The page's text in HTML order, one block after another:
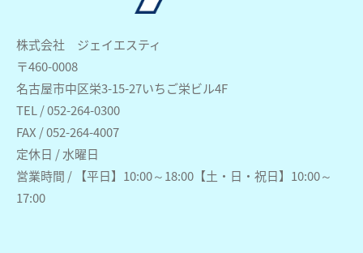
株式会社 ジェイエスティ
〒460-0008
名古屋市中区栄3-15-27いちご栄ビル4F
TEL / 052-264-0300
FAX / 052-264-4007
定休日 / 水曜日
営業時間 / 【平日】10:00～18:00【土・日・祝日】10:00～
17:00